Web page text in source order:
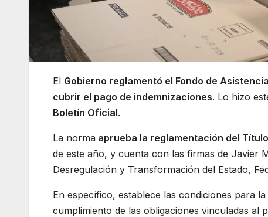
El Gobierno reglamentó el Fondo de
cubrir el pago de indemnizaciones. Lo hizo
Boletín Oficial.
La norma aprueba la reglamentación del
de este año, y cuenta con las firmas de Javier
Desregulación y Transformación del Estado,
En específico, establece las condiciones para
cumplimiento de las obligaciones vinculadas al